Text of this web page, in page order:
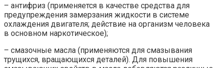
– антифриз (применяется в качестве средства для
предупреждения замерзания жидкости в системе
охлаждения двигателя; действие на организм человека
в основном наркотическое);
– смазочные масла (применяются для смазывания
трущихся, вращающихся деталей). Для повышения